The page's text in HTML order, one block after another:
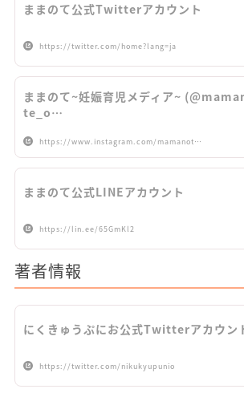
ままのて公式Twitterアカウント
https://twitter.com/home?lang=ja
ままのて~妊娠育児メディア~
te_o…
https://www.instagram.com/mamanot…
ままのて公式LINEアカウント
https://lin.ee/65GmKl2
著者情報
にくきゅうぷにお公式Twitterアカウン
https://twitter.com/nikukyupunio